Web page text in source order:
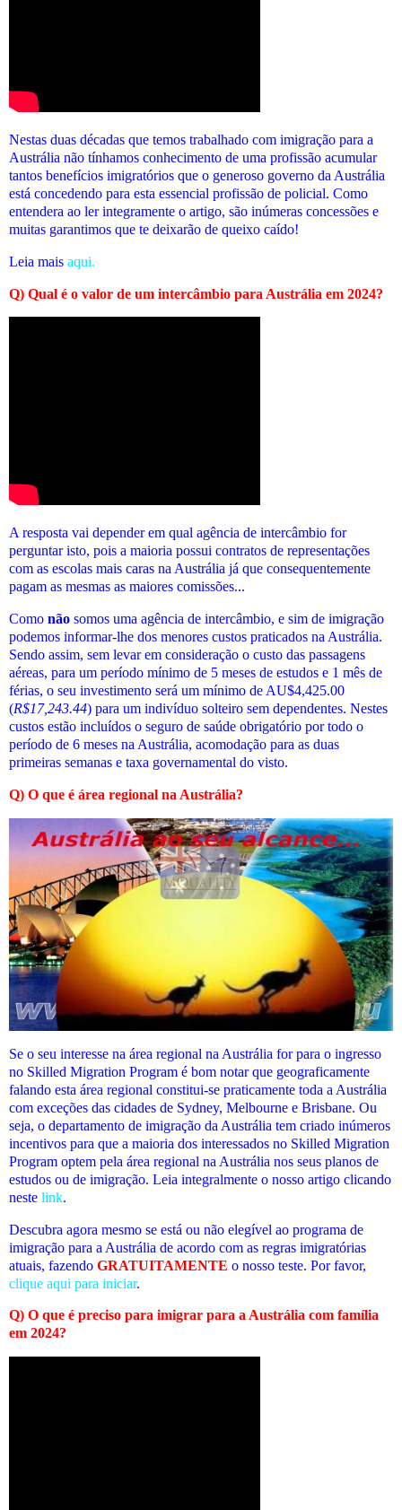
Nestas duas décadas que temos trabalhado com imigração para a
Austrália não tínhamos conhecimento de uma profissão acumular
tantos benefícios imigratórios que o generoso governo da Austrália
está concedendo para esta essencial profissão de policial. Como
entendera ao ler integramente o artigo, são inúmeras concessões e
muitas garantimos que te deixarão de queixo caído!
Leia mais aqui.
Q) Qual é o valor de um intercâmbio para Austrália em 2024?
A resposta vai depender em qual agência de intercâmbio for
perguntar isto, pois a maioria possui contratos de representações
com as escolas mais caras na Austrália já que consequentemente
pagam as mesmas as maiores comissões...
Como não somos uma agência de intercâmbio, e sim de imigração
podemos informar-lhe dos menores custos praticados na Austrália.
Sendo assim, sem levar em consideração o custo das passagens
aéreas, para um período mínimo de 5 meses de estudos e 1 mês de
férias, o seu investimento será um mínimo de AU$4,425.00
(R$17,243.44) para um indivíduo solteiro sem dependentes. Nestes
custos estão incluídos o seguro de saúde obrigatório por todo o
período de 6 meses na Austrália, acomodação para as duas
primeiras semanas e taxa governamental do visto.
Q) O que é área regional na Austrália?
Se o seu interesse na área regional na Austrália for para o ingresso
no Skilled Migration Program é bom notar que geograficamente
falando esta área regional constitui-se praticamente toda a Austrália
com exceções das cidades de Sydney, Melbourne e Brisbane. Ou
seja, o departamento de imigração da Austrália tem criado inúmeros
incentivos para que a maioria dos interessados no Skilled Migration
Program optem pela área regional na Austrália nos seus planos de
estudos ou de imigração. Leia integralmente o nosso artigo clicando
neste link.
Descubra agora mesmo se está ou não elegível ao programa de
imigração para a Austrália de acordo com as regras imigratórias
atuais, fazendo GRATUITAMENTE o nosso teste. Por favor,
clique aqui para iniciar.
Q) O que é preciso para imigrar para a Austrália com família
em 2024?